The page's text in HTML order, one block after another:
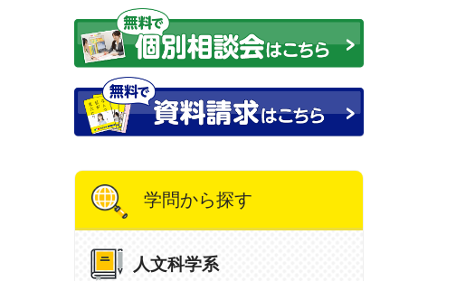
学問から探す
人文科学系